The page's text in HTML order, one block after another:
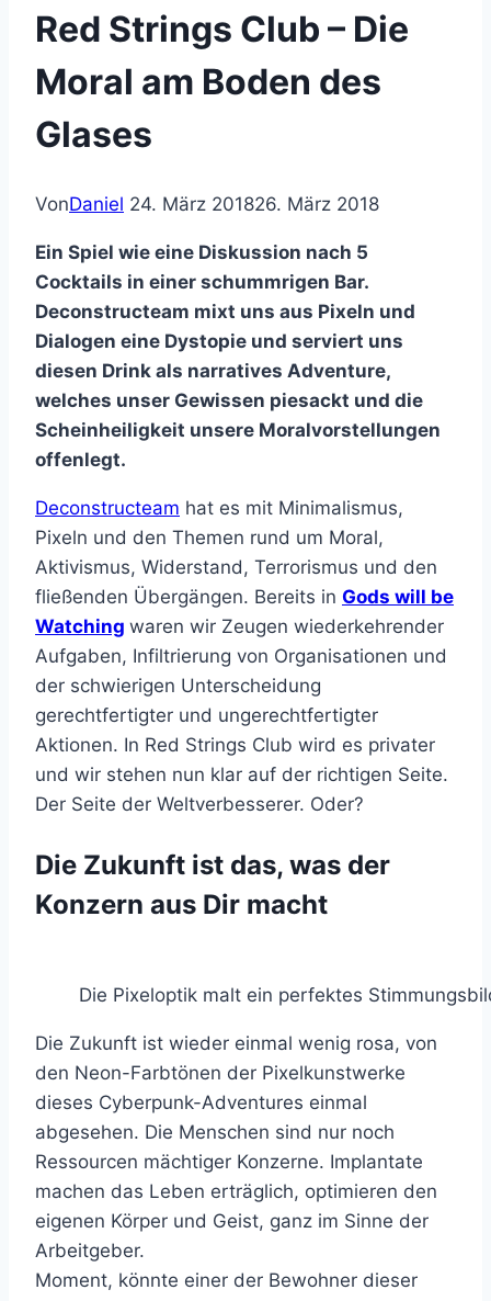
Red Strings Club – Die
Moral am Boden des
Glases
VonDaniel 24. März 201826. März 2018
Ein Spiel wie eine Diskussion nach 5
Cocktails in einer schummrigen Bar.
Deconstructeam mixt uns aus Pixeln und
Dialogen eine Dystopie und serviert uns
diesen Drink als narratives Adventure,
welches unser Gewissen piesackt und die
Scheinheiligkeit unsere Moralvorstellungen
offenlegt.
Deconstructeam hat es mit Minimalismus,
Pixeln und den Themen rund um Moral,
Aktivismus, Widerstand, Terrorismus und den
fließenden Übergängen. Bereits in Gods will be
Watching waren wir Zeugen wiederkehrender
Aufgaben, Infiltrierung von Organisationen und
der schwierigen Unterscheidung
gerechtfertigter und ungerechtfertigter
Aktionen. In Red Strings Club wird es privater
und wir stehen nun klar auf der richtigen Seite.
Der Seite der Weltverbesserer. Oder?
Die Zukunft ist das, was der
Konzern aus Dir macht
Die Pixeloptik malt ein perfektes
Die Zukunft ist wieder einmal wenig rosa, von
den Neon-Farbtönen der Pixelkunstwerke
dieses Cyberpunk-Adventures einmal
abgesehen. Die Menschen sind nur noch
Ressourcen mächtiger Konzerne. Implantate
machen das Leben erträglich, optimieren den
eigenen Körper und Geist, ganz im Sinne der
Arbeitgeber.
Moment, könnte einer der Bewohner dieser